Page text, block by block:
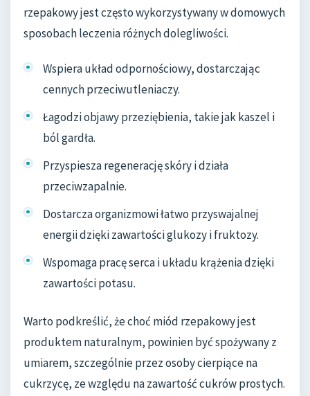
rzepakowy jest często wykorzystywany w domowych
sposobach leczenia różnych dolegliwości.
Wspiera układ odpornościowy, dostarczając
cennych przeciwutleniaczy.
Łagodzi objawy przeziębienia, takie jak kaszel i
ból gardła.
Przyspiesza regenerację skóry i działa
przeciwzapalnie.
Dostarcza organizmowi łatwo przyswajalnej
energii dzięki zawartości glukozy i fruktozy.
Wspomaga pracę serca i układu krążenia dzięki
zawartości potasu.
Warto podkreślić, że choć miód rzepakowy jest
produktem naturalnym, powinien być spożywany z
umiarem, szczególnie przez osoby cierpiące na
cukrzycę, ze względu na zawartość cukrów prostych.